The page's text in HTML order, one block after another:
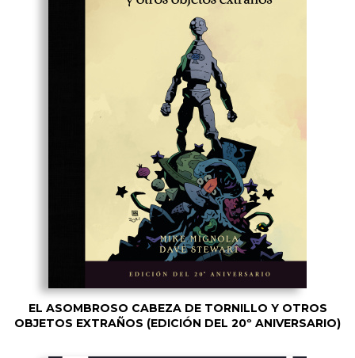
EL ASOMBROSO CABEZA DE TORNILLO Y OTROS
OBJETOS EXTRAÑOS (EDICIÓN DEL 20º ANIVERSARIO)